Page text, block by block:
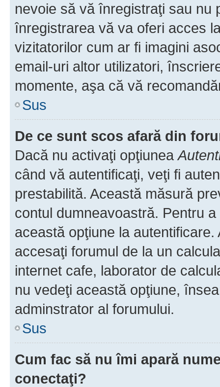
nevoie să vă înregistraţi sau nu
înregistrarea vă va oferi acces
vizitatorilor cum ar fi imagini
email-uri altor utilizatori,
momente, aşa că vă
Sus
De ce sunt scos afară din
Dacă nu activaţi opţiunea
când vă autentificaţi, veţi fi
prestabilită. Această măsură
contul dumneavoastră. Pentru
această opţiune la
accesaţi forumul de la un
internet cafe, laborator de
nu vedeţi această opţiune,
adminstrator al forumului.
Sus
Cum fac să nu îmi apară
conectaţi?